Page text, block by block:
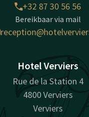
+32 87 30 56 56
Bereikbaar via mail
Hotel Verviers
Rue de la Station 4
4800 Verviers
Verviers